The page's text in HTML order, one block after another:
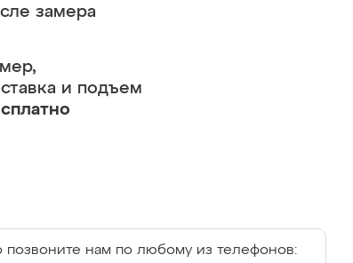
замера
и подъем
позвоните нам по любому из телефонов: